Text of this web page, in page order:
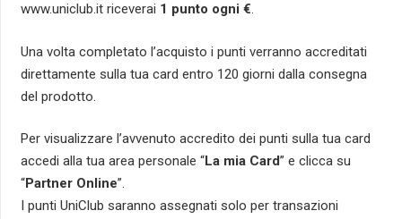
www.uniclub.it riceverai 1 punto ogni €.
Una volta completato l’acquisto i punti verranno accreditati
direttamente sulla tua card entro 120 giorni dalla consegna
del prodotto.
Per visualizzare l’avvenuto accredito dei punti sulla tua card
accedi alla tua area personale “La mia Card” e clicca su
“Partner Online”.
I punti UniClub saranno assegnati solo per transazioni